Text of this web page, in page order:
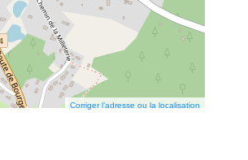
Corriger l’adresse ou la localisation